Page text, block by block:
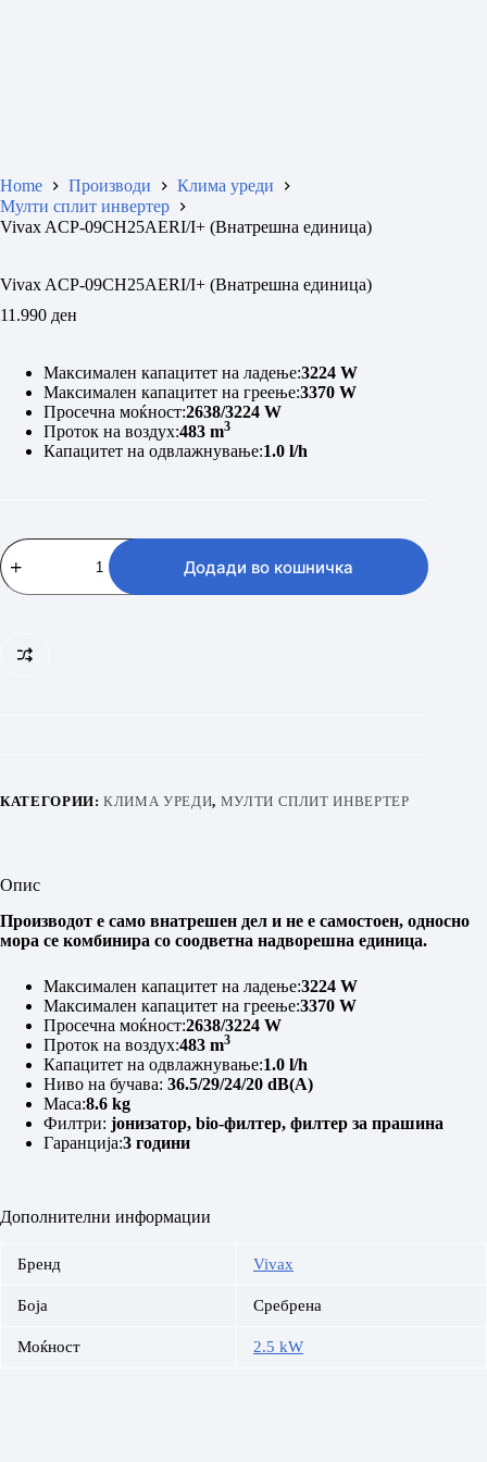
Home Производи
Клима уреди
Мулти сплит инвертер
Vivax ACP-09CH25AERI/I+ (Внатрешна единица)
Vivax ACP-09CH25AERI/I+ (Внатрешна единица)
11.990 ден
Mаксимален капацитет на ладење:3224 W
Максимален капацитет на греење:3370 W
Просечна моќност:2638/3224 W
Проток на воздух:483 m3
Капацитет на одвлажнување:1.0 l/h
Vivax
ACP-
09CH25AERI/I+
Додади во кошничка
КАТЕГОРИИ:КЛИМА УРЕДИ, МУЛТИ СПЛИТ ИНВЕРТЕР
Опис
Производот е само внатрешен дел и не е самостоен, односно
мора се комбинира со соодветна надворешна единица.
Максимален капацитет на ладење:3224 W
Максимален капацитет на греење:3370 W
Просечна моќност:2638/3224 W
Проток на воздух:483 m3
Капацитет на одвлажнување:1.0 l/h
Ниво на бучава: 36.5/29/24/20 dB(A)
Маса:8.6 kg
Филтри: јонизатор, bio-филтер, филтер за прашина
Гаранција:3 години
Дополнителни информации
Бренд Vivax
Боја Сребрена
Моќност 2.5 kW